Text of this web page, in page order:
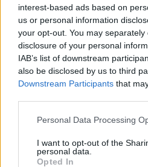
interest-based ads based on
us or personal information
your opt-out. You may
disclosure of your personal
IAB’s list of downstream
also be disclosed by us to third
Downstream Participants that
Personal Data Processing
I want to opt-out of the
personal data.
Opted In
Украйна е получила
долара външно
последните 4 години